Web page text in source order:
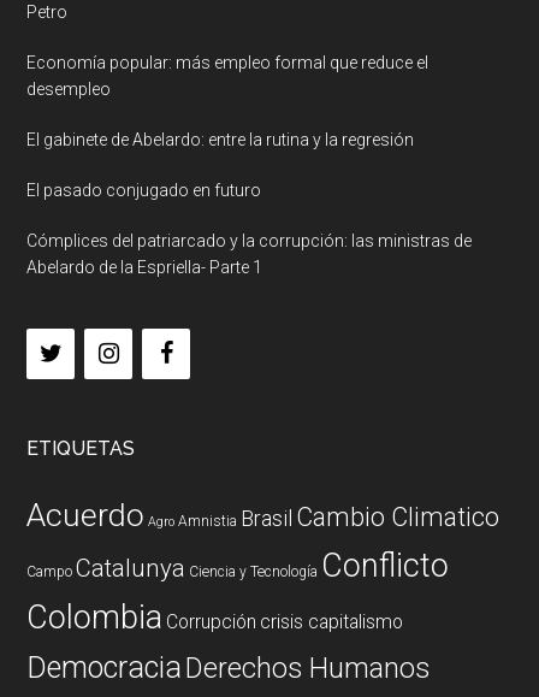
Petro
Economía popular: más empleo formal que reduce el
desempleo
El gabinete de Abelardo: entre la rutina y la regresión
El pasado conjugado en futuro
Cómplices del patriarcado y la corrupción: las ministras de
Abelardo de la Espriella- Parte 1
ETIQUETAS
Acuerdo Agro Amnistia Brasil Cambio Climatico
Campo Catalunya Ciencia y Tecnología Conflicto
Colombia Corrupción crisis capitalismo
DemocraciaDerechos Humanos